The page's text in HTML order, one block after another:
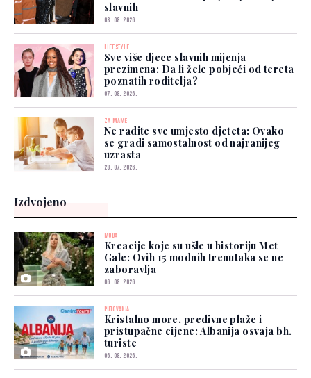
slavnih
08. 08. 2026.
LIFESTYLE
Sve više djece slavnih mijenja
prezimena: Da li žele pobjeći od tereta
poznatih roditelja?
07. 08. 2026.
ZA MAME
Ne radite sve umjesto djeteta: Ovako
se gradi samostalnost od najranijeg
uzrasta
28. 07. 2026.
Izdvojeno
MODA
Kreacije koje su ušle u historiju Met
Gale: Ovih 15 modnih trenutaka se ne
zaboravlja
06. 08. 2026.
PUTOVANJA
Kristalno more, predivne plaže i
pristupačne cijene: Albanija osvaja bh.
turiste
06. 08. 2026.